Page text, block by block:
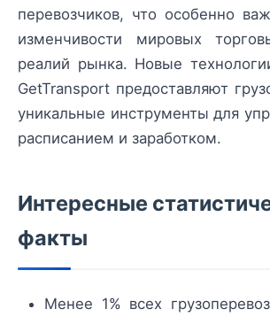
перевозчиков, что особенно
изменчивости мировых
реалий рынка. Новые
GetTransport предоставляют
уникальные инструменты для
расписанием и заработком.
Интересные
факты
Менее 1% всех